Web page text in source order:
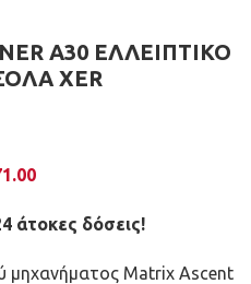
A30 ΕΛΛΕΙΠΤΙΚΟ
XER
άτοκες δόσεις!
μηχανήματος Matrix Ascent